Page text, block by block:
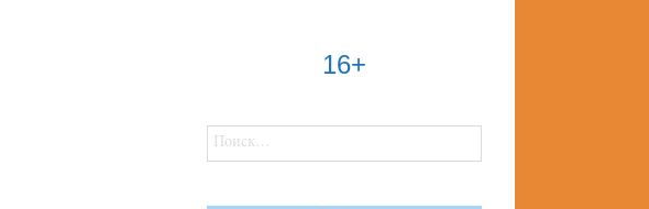
16+
Найти: